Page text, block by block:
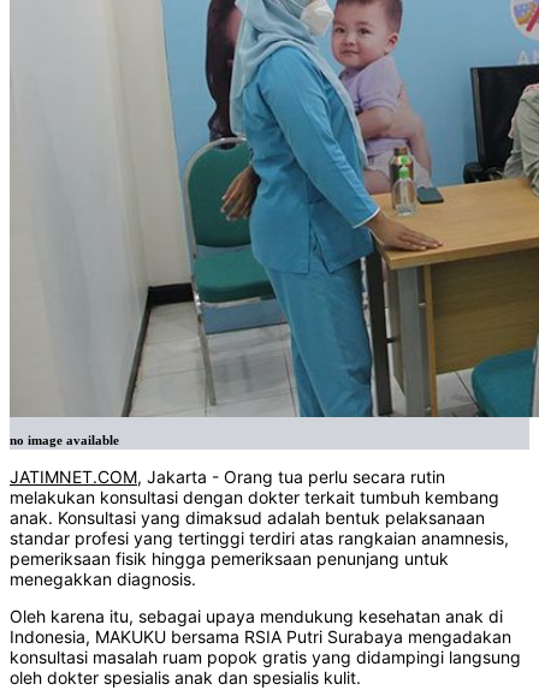
no image available
JATIMNET.COM, Jakarta - Orang tua perlu secara rutin
melakukan konsultasi dengan dokter terkait tumbuh kembang
anak. Konsultasi yang dimaksud adalah bentuk pelaksanaan
standar profesi yang tertinggi terdiri atas rangkaian anamnesis,
pemeriksaan fisik hingga pemeriksaan penunjang untuk
menegakkan diagnosis.
Oleh karena itu, sebagai upaya mendukung kesehatan anak di
Indonesia, MAKUKU bersama RSIA Putri Surabaya mengadakan
konsultasi masalah ruam popok gratis yang didampingi langsung
oleh dokter spesialis anak dan spesialis kulit.